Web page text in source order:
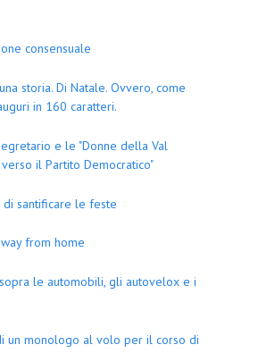
consensuale
storia. Di Natale. Ovvero, come
in 160 caratteri.
e le "Donne della Val
il Partito Democratico"
di santificare le feste
from home
le automobili, gli autovelox e i
un monologo al volo per il corso di